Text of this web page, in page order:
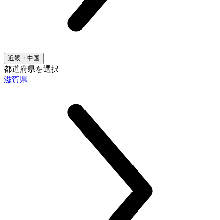
近畿・中国
都道府県を選択
滋賀県